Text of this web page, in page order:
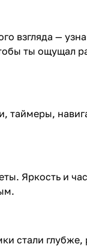
взгляда —
ты ощущал
таймеры,
Яркость и
стали глубже,